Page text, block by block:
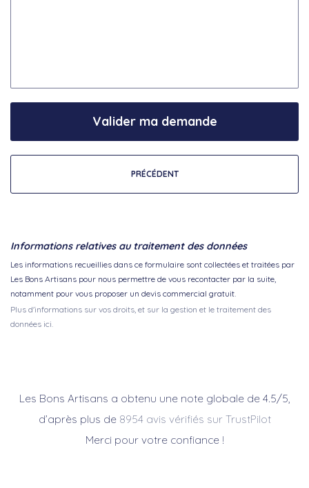
PRÉCÉDENT
Valider ma demande
Informations relatives au traitement des données
Les informations recueillies dans ce formulaire sont collectées et traitées par
Les Bons Artisans pour nous permettre de vous recontacter par la suite,
notamment pour vous proposer un devis commercial gratuit.
Plus d'informations sur vos droits, et sur la gestion et le traitement des
données ici.
Les Bons Artisans a obtenu une note globale de 4.5/5,
d’après plus de 8954 avis vérifiés sur TrustPilot
Merci pour votre confiance !